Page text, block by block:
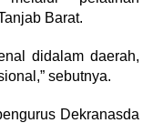
Barat.
didalam daerah,
sebutnya.
Dekranasda